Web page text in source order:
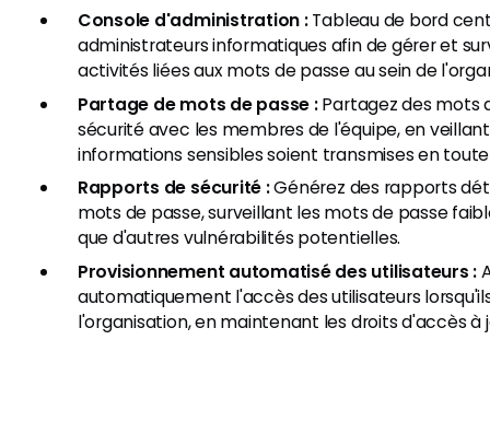
Console d'administration :Tableau de bord
administrateurs informatiques afin de gérer et
activités liées aux mots de passe au sein de
Partage de mots de passe :Partagez des mots
sécurité avec les membres de l'équipe, en
informations sensibles soient transmises en
Rapports de sécurité :Générez des rapports
mots de passe, surveillant les mots de passe
que d'autres vulnérabilités potentielles.
Provisionnement automatisé des utilisateurs :
automatiquement l'accès des utilisateurs
l'organisation, en maintenant les droits d'accès à